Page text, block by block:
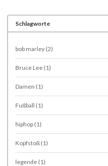
Schlagworte
bob marley (2)
Bruce Lee (1)
Damen (1)
Fußball (1)
hiphop (1)
Kopfstoß (1)
legende (1)